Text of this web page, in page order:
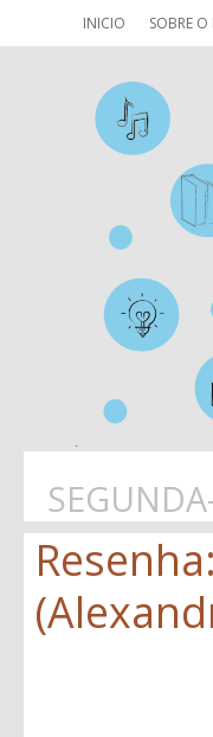
INICIO SOBRE